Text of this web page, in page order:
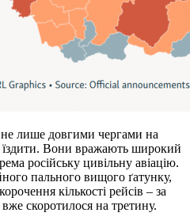
лише довгими чергами на
їздити. Вони вражають широкий
російську цивільну авіацію.
пального вищого ґатунку,
кількості рейсів – за
скоротилося на третину.